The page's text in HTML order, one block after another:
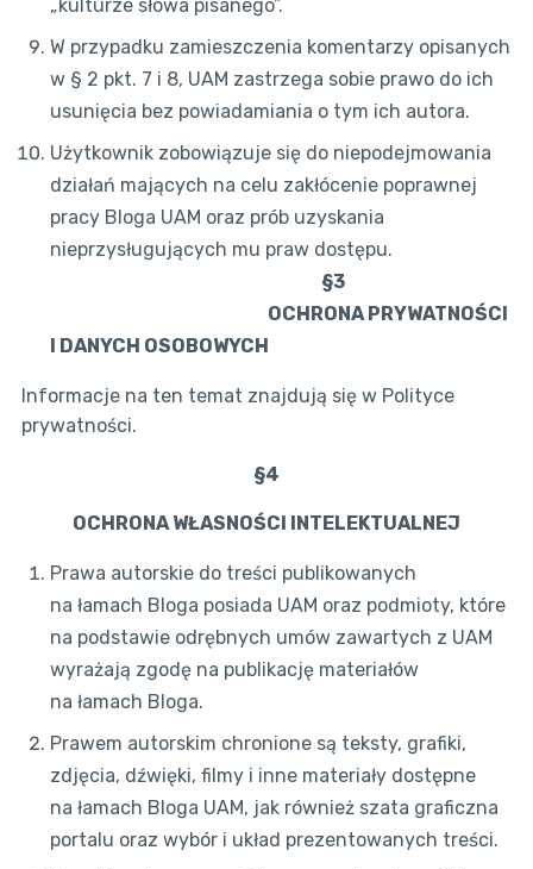
„kulturze słowa pisanego”.
W przypadku zamieszczenia komentarzy opisanych
w § 2 pkt. 7 i 8, UAM zastrzega sobie prawo do ich
usunięcia bez powiadamiania o tym ich autora.
Użytkownik zobowiązuje się do niepodejmowania
działań mających na celu zakłócenie poprawnej
pracy Bloga UAM oraz prób uzyskania
nieprzysługujących mu praw dostępu.
§3
OCHRONA PRYWATNOŚCI
I DANYCH OSOBOWYCH
Informacje na ten temat znajdują się w Polityce
prywatności.
§4
OCHRONA WŁASNOŚCI INTELEKTUALNEJ
Prawa autorskie do treści publikowanych
na łamach Bloga posiada UAM oraz podmioty, które
na podstawie odrębnych umów zawartych z UAM
wyrażają zgodę na publikację materiałów
na łamach Bloga.
Prawem autorskim chronione są teksty, grafiki,
zdjęcia, dźwięki, filmy i inne materiały dostępne
na łamach Bloga UAM, jak również szata graficzna
portalu oraz wybór i układ prezentowanych treści.